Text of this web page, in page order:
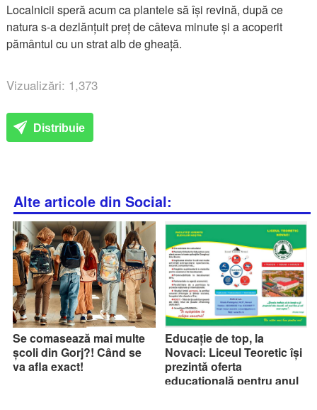
Localnicii speră acum ca plantele să își revină, după ce
natura s-a dezlănțuit preț de câteva minute și a acoperit
pământul cu un strat alb de gheață.
Vizualizări: 1,373
Distribuie
Alte articole din Social:
Se comasează mai multe
școli din Gorj?! Când se
va afla exact!
Educație de top, la
Novaci: Liceul Teoretic își
prezintă oferta
educațională pentru anul